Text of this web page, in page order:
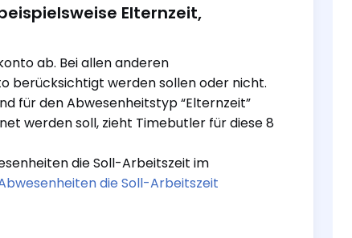
Elternzeit,
ab. Bei allen anderen
berücksichtigt werden sollen oder nicht.
für den Abwesenheitstyp “Elternzeit”
werden soll, zieht Timebutler für diese 8
die Soll-Arbeitszeit im
die Soll-Arbeitszeit